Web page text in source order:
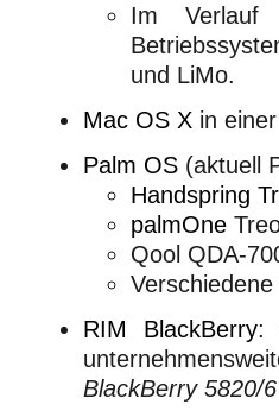
Im Verlauf
und LiMo.
Mac OS X in
Palm OS (aktuell
Handspring
palmOne
Qool QDA-
RIM
BlackBerry:
BlackBerry 5820/